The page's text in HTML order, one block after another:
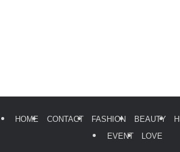
HOME CONTACT FASHION BEAUTY
EVENT
LOVE